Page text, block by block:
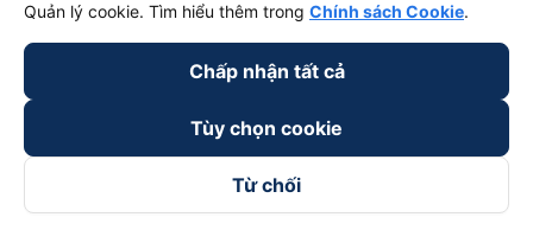
Quản lý cookie. Tìm hiểu thêm trong Chính sách Cookie.
Chấp nhận tất cả
Tùy chọn cookie
Từ chối